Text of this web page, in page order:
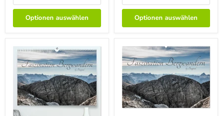
Optionen auswählen Optionen auswählen